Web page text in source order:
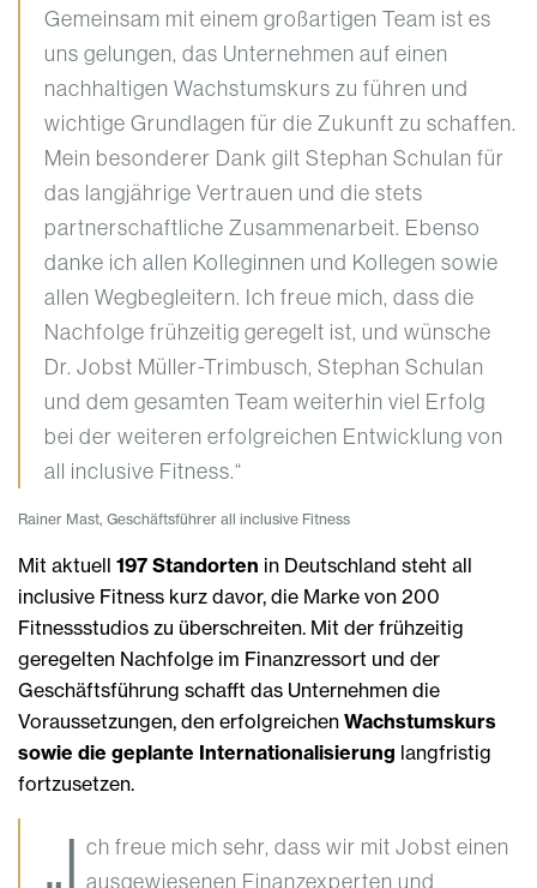
Gemeinsam mit einem großartigen Team ist es
uns gelungen, das Unternehmen auf einen
nachhaltigen Wachstumskurs zu führen und
wichtige Grundlagen für die Zukunft zu schaffen.
Mein besonderer Dank gilt Stephan Schulan für
das langjährige Vertrauen und die stets
partnerschaftliche Zusammenarbeit. Ebenso
danke ich allen Kolleginnen und Kollegen sowie
allen Wegbegleitern. Ich freue mich, dass die
Nachfolge frühzeitig geregelt ist, und wünsche
Dr. Jobst Müller-Trimbusch, Stephan Schulan
und dem gesamten Team weiterhin viel Erfolg
bei der weiteren erfolgreichen Entwicklung von
all inclusive Fitness.“
Rainer Mast, Geschäftsführer all inclusive Fitness
Mit aktuell 197 Standorten in Deutschland steht all
inclusive Fitness kurz davor, die Marke von 200
Fitnessstudios zu überschreiten. Mit der frühzeitig
geregelten Nachfolge im Finanzressort und der
Geschäftsführung schafft das Unternehmen die
Voraussetzungen, den erfolgreichen Wachstumskurs
sowie die geplante Internationalisierung langfristig
fortzusetzen.
„I ch freue mich sehr, dass wir mit Jobst einen
ausgewiesenen Finanzexperten und